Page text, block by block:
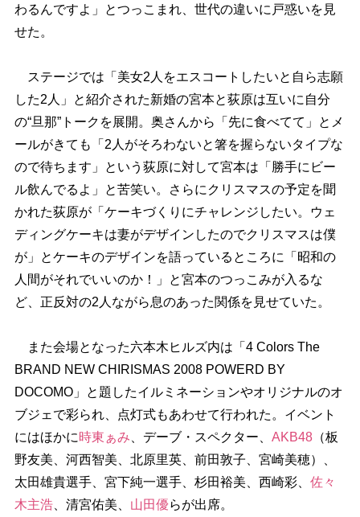
わるんですよ」とつっこまれ、世代の違いに戸惑いを見
せた。
ステージでは「美女2人をエスコートしたいと自ら志願
した2人」と紹介された新婚の宮本と荻原は互いに自分
の“旦那”トークを展開。奥さんから「先に食べてて」とメ
ールがきても「2人がそろわないと箸を握らないタイプな
ので待ちます」という荻原に対して宮本は「勝手にビー
ル飲んでるよ」と苦笑い。さらにクリスマスの予定を聞
かれた荻原が「ケーキづくりにチャレンジしたい。ウェ
ディングケーキは妻がデザインしたのでクリスマスは僕
が」とケーキのデザインを語っているところに「昭和の
人間がそれでいいのか！」と宮本のつっこみが入るな
ど、正反対の2人ながら息のあった関係を見せていた。
また会場となった六本木ヒルズ内は「4 Colors The
BRAND NEW CHIRISMAS 2008 POWERD BY
DOCOMO」と題したイルミネーションやオリジナルのオ
ブジェで彩られ、点灯式もあわせて行われた。イベント
にはほかに時東ぁみ 、デーブ・スペクター、 AKB48（板
野友美、河西智美、北原里英、前田敦子、宮崎美穂）、
太田雄貴選手、宮下純一選手、杉田裕美、西崎彩、 佐々
木主浩、清宮佑美、 山田優らが出席。